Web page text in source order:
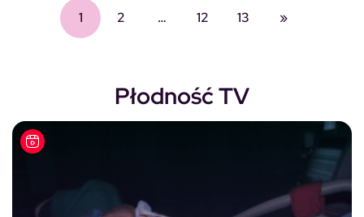
1 2 … 12 13 »
Płodność TV